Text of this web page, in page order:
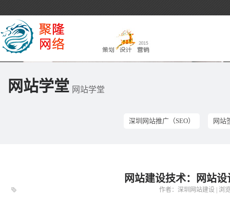
网站学堂 网站学堂
深圳网站推广（SEO） 网站
网站建设技术：网站
作者：深圳网站建设 | 浏